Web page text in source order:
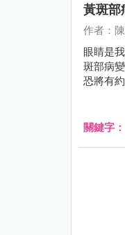
黃斑部
作者：
眼睛是
斑部病
恐將有
習慣，
關鍵字：